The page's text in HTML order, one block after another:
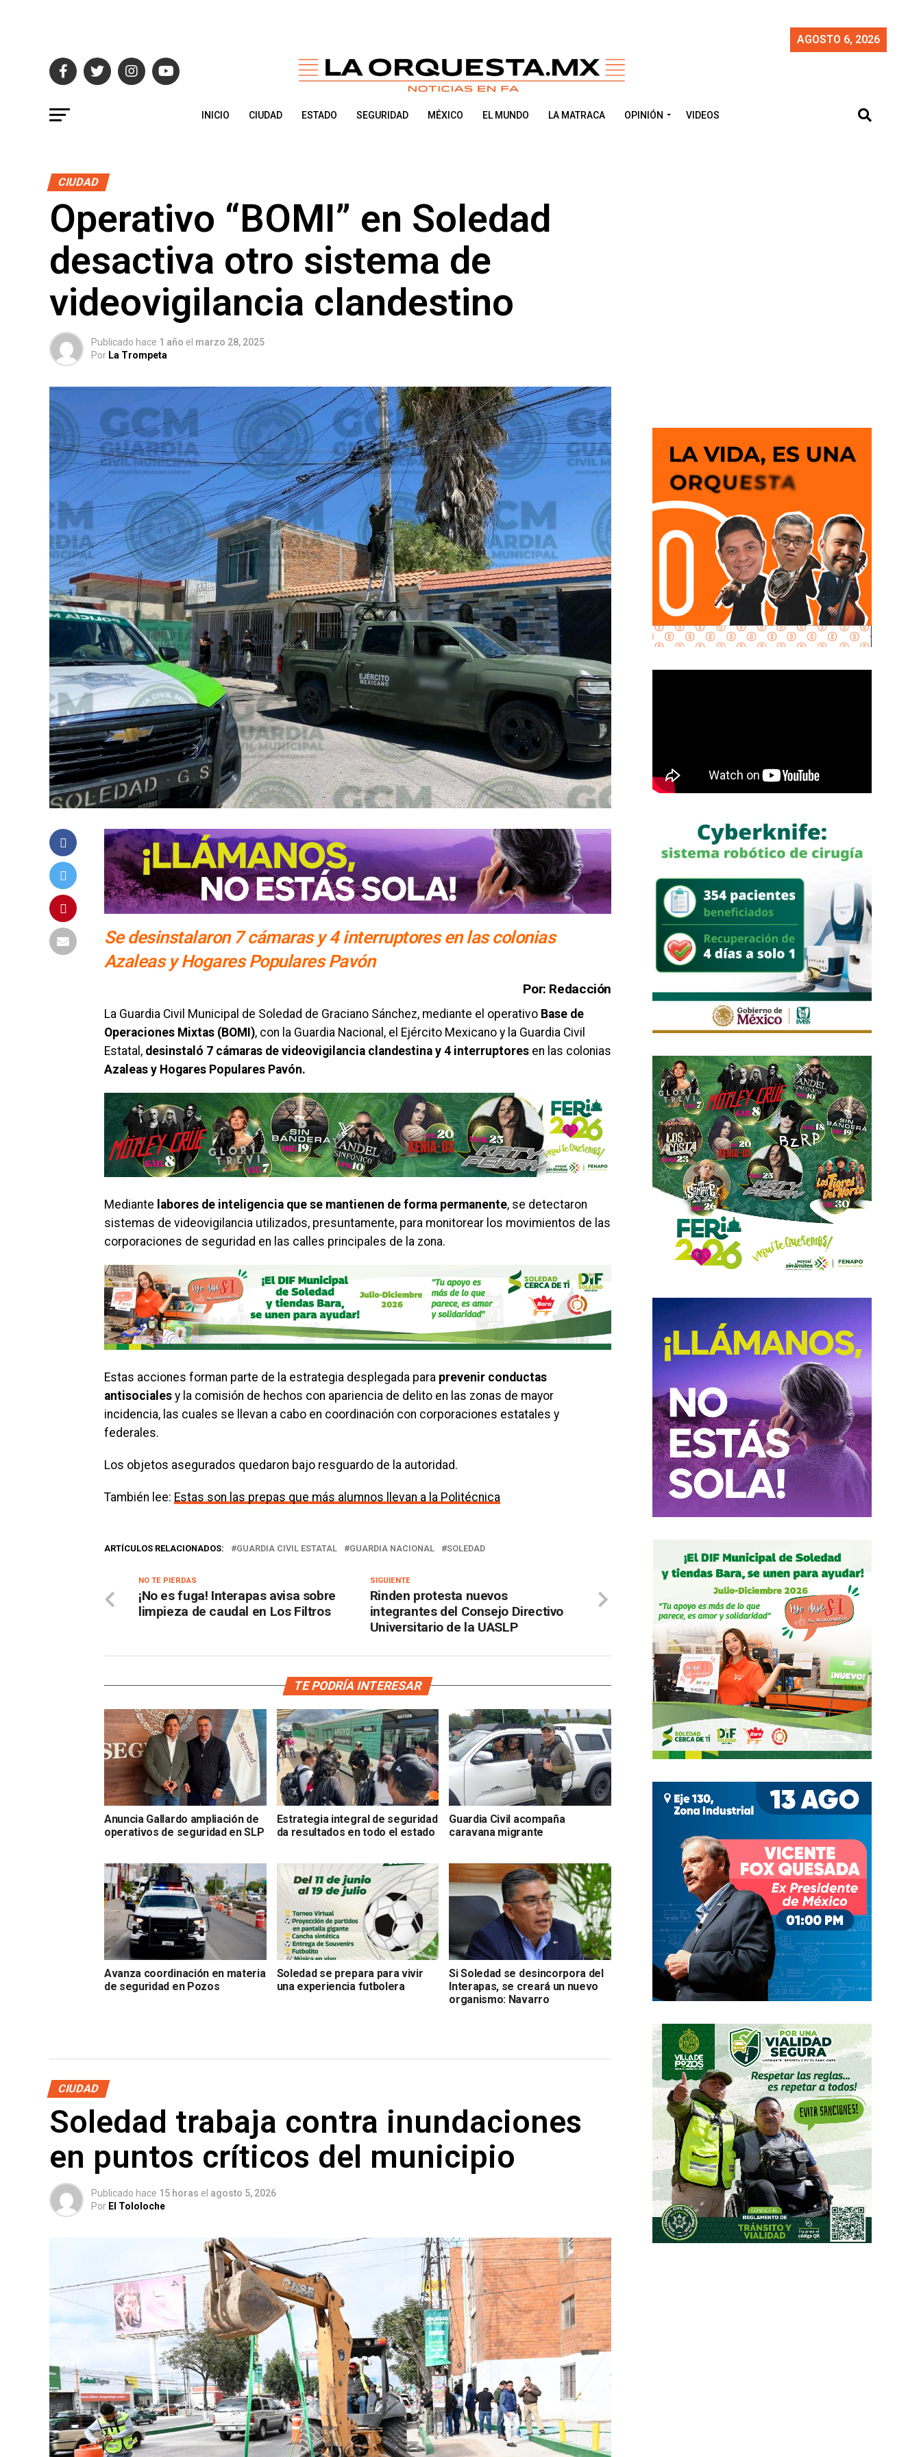
AGOSTO 6, 2026
INICIO CIUDAD ESTADO SEGURIDAD MÉXICO EL MUNDO LA MATRACA OPINIÓN VIDEOS
CIUDAD
Operativo “BOMI” en Soledad
desactiva otro sistema de
videovigilancia clandestino
Publicado hace 1 año el marzo 28, 2025
Por La Trompeta
Se desinstalaron 7 cámaras y 4 interruptores en las colonias
Azaleas y Hogares Populares Pavón
Por: Redacción
La Guardia Civil Municipal de Soledad de Graciano Sánchez, mediante el operativo Base de
Operaciones Mixtas (BOMI), con la Guardia Nacional, el Ejército Mexicano y la Guardia Civil
Estatal, desinstaló 7 cámaras de videovigilancia clandestina y 4 interruptores en las colonias
Azaleas y Hogares Populares Pavón.
Mediante labores de inteligencia que se mantienen de forma permanente, se detectaron
sistemas de videovigilancia utilizados, presuntamente, para monitorear los movimientos de las
corporaciones de seguridad en las calles principales de la zona.
Estas acciones forman parte de la estrategia desplegada para prevenir conductas
antisociales y la comisión de hechos con apariencia de delito en las zonas de mayor
incidencia, las cuales se llevan a cabo en coordinación con corporaciones estatales y
federales.
Los objetos asegurados quedaron bajo resguardo de la autoridad.
También lee: Estas son las prepas que más alumnos llevan a la Politécnica
ARTÍCULOS RELACIONADOS: GUARDIA CIVIL ESTATAL GUARDIA NACIONAL SOLEDAD
SIGUIENTE
Rinden protesta nuevos
integrantes del Consejo Directivo
Universitario de la UASLP
NO TE PIERDAS
¡No es fuga! Interapas avisa sobre
limpieza de caudal en Los Filtros
TE PODRÍA INTERESAR
Anuncia Gallardo ampliación de
operativos de seguridad en SLP
Estrategia integral de seguridad
da resultados en todo el estado
Guardia Civil acompaña
caravana migrante
Avanza coordinación en materia
de seguridad en Pozos
Soledad se prepara para vivir
una experiencia futbolera
Si Soledad se desincorpora del
Interapas, se creará un nuevo
organismo: Navarro
CIUDAD
Soledad trabaja contra inundaciones
en puntos críticos del municipio
Publicado hace 15 horas el agosto 5, 2026
Por El Tololoche